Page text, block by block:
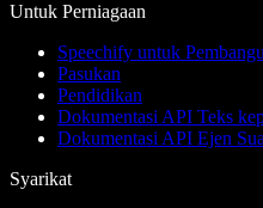
Untuk Perniagaan
Speechify untuk
Pasukan
Pendidikan
Dokumentasi API Teks
Dokumentasi API Ejen
Syarikat